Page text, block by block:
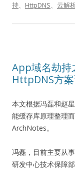
持、 HttpDNS、 云解
App域名劫持
HttpDNS方
本文根据冯磊和赵
能缓存库原理整理
ArchNotes。
冯磊，目前主要从
研发中心技术保障